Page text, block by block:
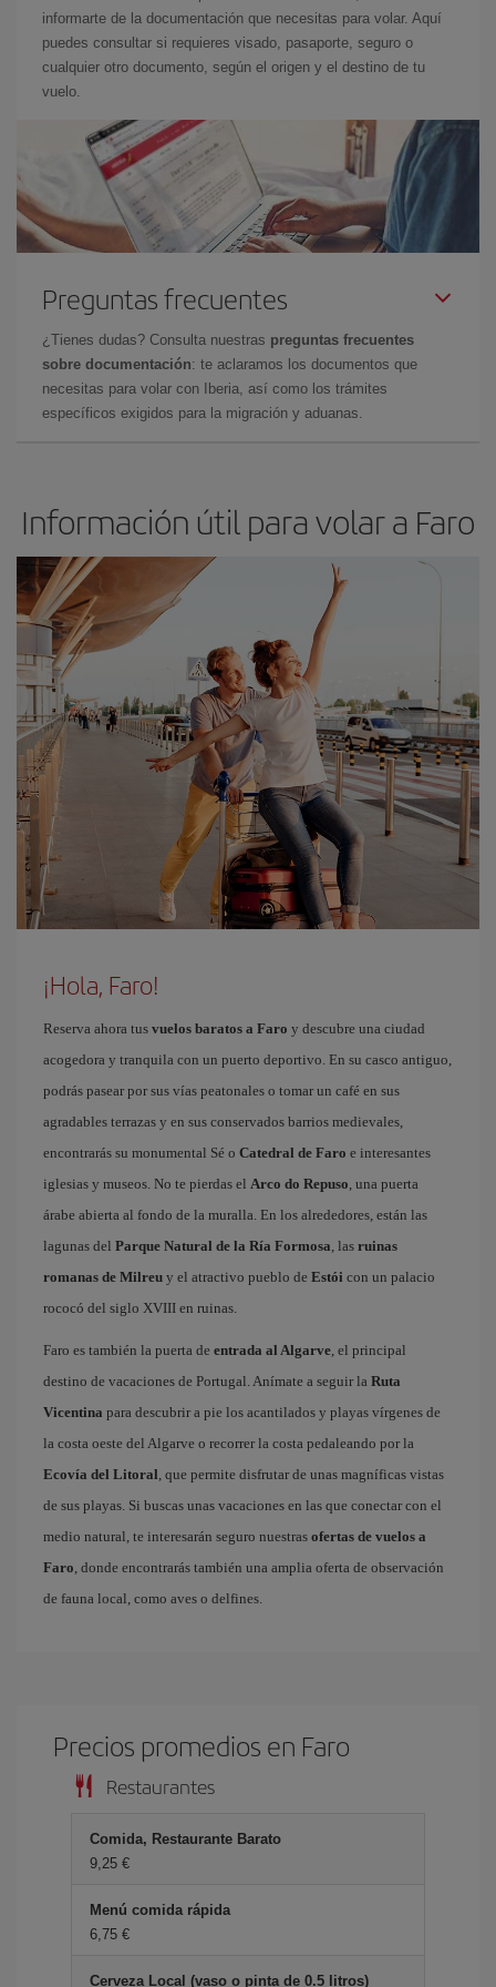
informarte de la documentación que necesitas para volar. Aquí
puedes consultar si requieres visado, pasaporte, seguro o
cualquier otro documento, según el origen y el destino de tu
vuelo.
Preguntas frecuentes
¿Tienes dudas? Consulta nuestras preguntas frecuentes
sobre documentación: te aclaramos los documentos que
necesitas para volar con Iberia, así como los trámites
específicos exigidos para la migración y aduanas.
Información útil para volar a Faro
¡Hola, Faro!
Reserva ahora tus vuelos baratos a Faro y descubre una ciudad
acogedora y tranquila con un puerto deportivo. En su casco antiguo,
podrás pasear por sus vías peatonales o tomar un café en sus
agradables terrazas y en sus conservados barrios medievales,
encontrarás su monumental Sé o Catedral de Faro e interesantes
iglesias y museos. No te pierdas el Arco do Repuso, una puerta
árabe abierta al fondo de la muralla. En los alrededores, están las
lagunas del Parque Natural de la Ría Formosa, las ruinas
romanas de Milreu y el atractivo pueblo de Estói con un palacio
rococó del siglo XVIII en ruinas.
Faro es también la puerta de entrada al Algarve, el principal
destino de vacaciones de Portugal. Anímate a seguir la Ruta
Vicentina para descubrir a pie los acantilados y playas vírgenes de
la costa oeste del Algarve o recorrer la costa pedaleando por la
Ecovía del Litoral, que permite disfrutar de unas magníficas vistas
de sus playas. Si buscas unas vacaciones en las que conectar con el
medio natural, te interesarán seguro nuestras ofertas de vuelos a
Faro, donde encontrarás también una amplia oferta de observación
de fauna local, como aves o delfines.
Precios promedios en Faro
Restaurantes
Comida, Restaurante Barato
9,25 €
Menú comida rápida
6,75 €
Cerveza Local (vaso o pinta de 0.5 litros)